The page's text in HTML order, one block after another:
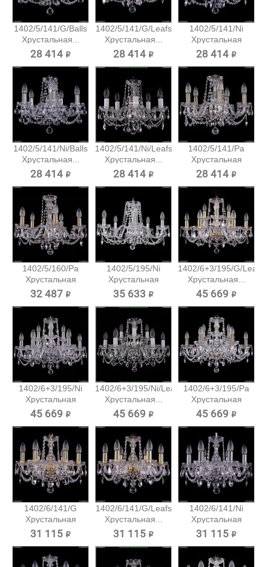
1402/5/141/G/Balls
Хрустальная...
28 414 ₽
1402/5/141/G/Leafs
Хрустальная...
28 414 ₽
1402/5/141/Ni
Хрустальная
подвесная...
28 414 ₽
1402/5/141/Ni/Balls
Хрустальная...
28 414 ₽
1402/5/141/Ni/Leafs
Хрустальная...
28 414 ₽
1402/5/141/Pa
Хрустальная
подвесная...
28 414 ₽
1402/5/160/Pa
Хрустальная
подвесная...
32 487 ₽
1402/5/195/Ni
Хрустальная
подвесная...
35 633 ₽
1402/6+3/195/G/Leafs
Хрустальная...
45 669 ₽
1402/6+3/195/Ni
Хрустальная
подвесная...
45 669 ₽
1402/6+3/195/Ni/Leafs
Хрустальная...
45 669 ₽
1402/6+3/195/Pa
Хрустальная
подвесная...
45 669 ₽
1402/6/141/G
Хрустальная
подвесная...
31 115 ₽
1402/6/141/G/Leafs
Хрустальная...
31 115 ₽
1402/6/141/Ni
Хрустальная
подвесная...
31 115 ₽